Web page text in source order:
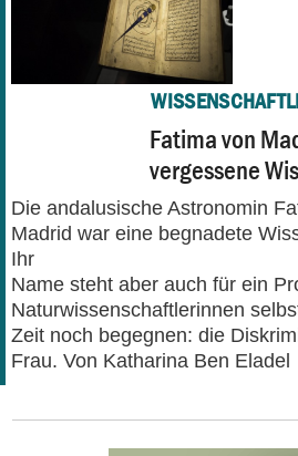
PANORAMA
Fatima von
vergessene
Die andalusische Astronomin
Madrid war eine begnadete
Ihr
Name steht aber auch für ein
Naturwissenschaftlerinnen
Zeit noch begegnen: die
Frau. Von Katharina Ben Eladel